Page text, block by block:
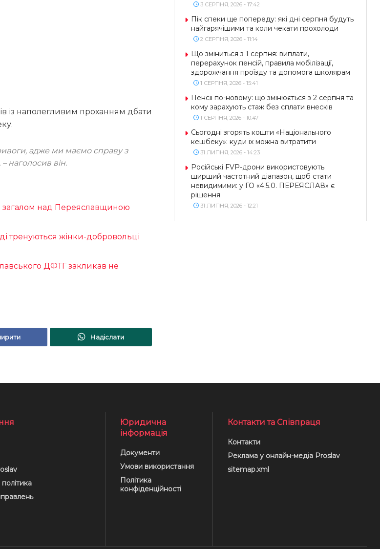
із наполегливим проханням дбати
адже ми маємо справу з
, – наголосив він.
загалом над Переяславщиною
тренуються жінки-добровольці
ДФТГ закликав не
Надіслати
3 СЕРПНЯ, 2026 - 17:42
Пік спеки ще попереду: які дні серпня будуть
найгарячішими та коли чекати прохолоди
2 СЕРПНЯ, 2026 - 11:14
Що зміниться з 1 серпня: виплати,
перерахунок пенсій, правила мобілізації,
здорожчання проїзду та допомога школярам
1 СЕРПНЯ, 2026 - 15:41
Пенсії по-новому: що змінюється з 2 серпня та
кому зарахують стаж без сплати внесків
1 СЕРПНЯ, 2026 - 10:47
Сьогодні згорять кошти «Національного
кешбеку»: куди їх можна витратити
31 ЛИПНЯ, 2026 - 14:23
Російські FVP-дрони використовують
ширший частотний діапазон, щоб стати
невидимими: у ГО «4.5.0. ПЕРЕЯСЛАВ» є
рішення
31 ЛИПНЯ, 2026 - 12:21
Юридична
інформація
Документи
Умови використання
Політика
конфіденційності
Контакти та Співпраця
Контакти
Реклама у онлайн-медіа Proslav
sitemap.xml